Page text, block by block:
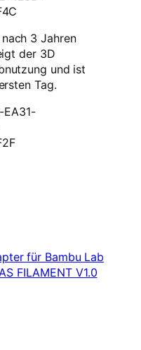
3 Jahren
der 3D
und ist
Tag.
für Bambu Lab
FILAMENT V1.0